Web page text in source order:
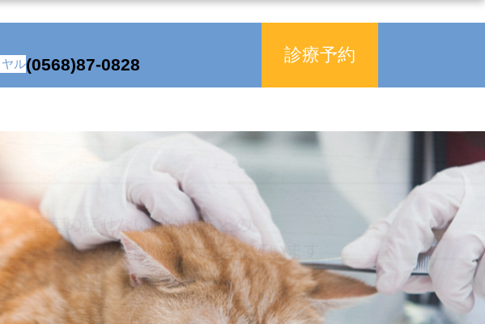
ル(0568)87-0828 診療予約